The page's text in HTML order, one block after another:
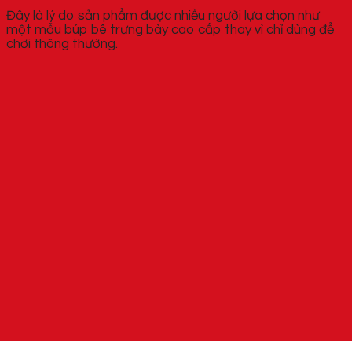
Đây là lý do sản phẩm được nhiều người lựa chọn như
một mẫu búp bê trưng bày cao cấp thay vì chỉ dùng để
chơi thông thường.